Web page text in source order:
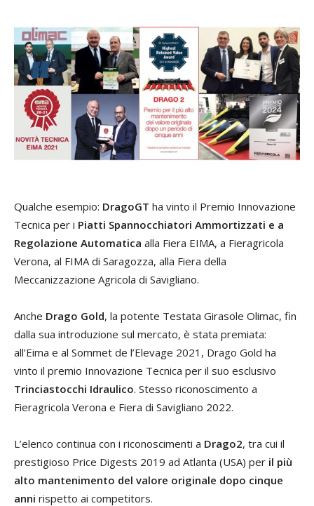
Qualche esempio: DragoGT ha vinto il Premio Innovazione
Tecnica per i Piatti Spannocchiatori Ammortizzati e a
Regolazione Automatica alla Fiera EIMA, a Fieragricola
Verona, al FIMA di Saragozza, alla Fiera della
Meccanizzazione Agricola di Savigliano.
Anche Drago Gold, la potente Testata Girasole Olimac, fin
dalla sua introduzione sul mercato, è stata premiata:
all’Eima e al Sommet de l’Elevage 2021, Drago Gold ha
vinto il premio Innovazione Tecnica per il suo esclusivo
Trinciastocchi Idraulico. Stesso riconoscimento a
Fieragricola Verona e Fiera di Savigliano 2022.
L’elenco continua con i riconoscimenti a Drago2, tra cui il
prestigioso Price Digests 2019 ad Atlanta (USA) per il più
alto mantenimento del valore originale dopo cinque
anni rispetto ai competitors.